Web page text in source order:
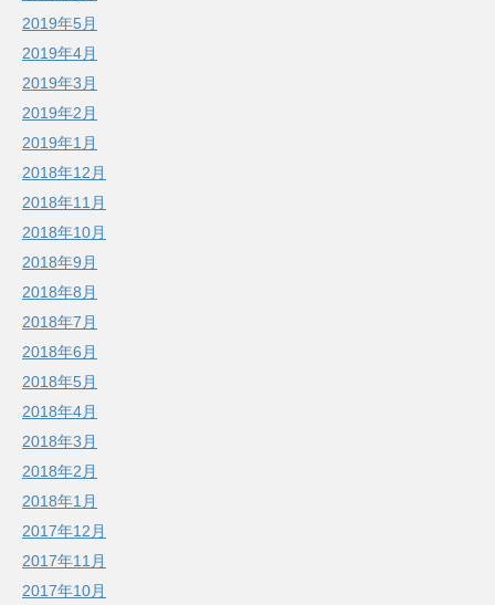
2019年5月
2019年4月
2019年3月
2019年2月
2019年1月
2018年12月
2018年11月
2018年10月
2018年9月
2018年8月
2018年7月
2018年6月
2018年5月
2018年4月
2018年3月
2018年2月
2018年1月
2017年12月
2017年11月
2017年10月